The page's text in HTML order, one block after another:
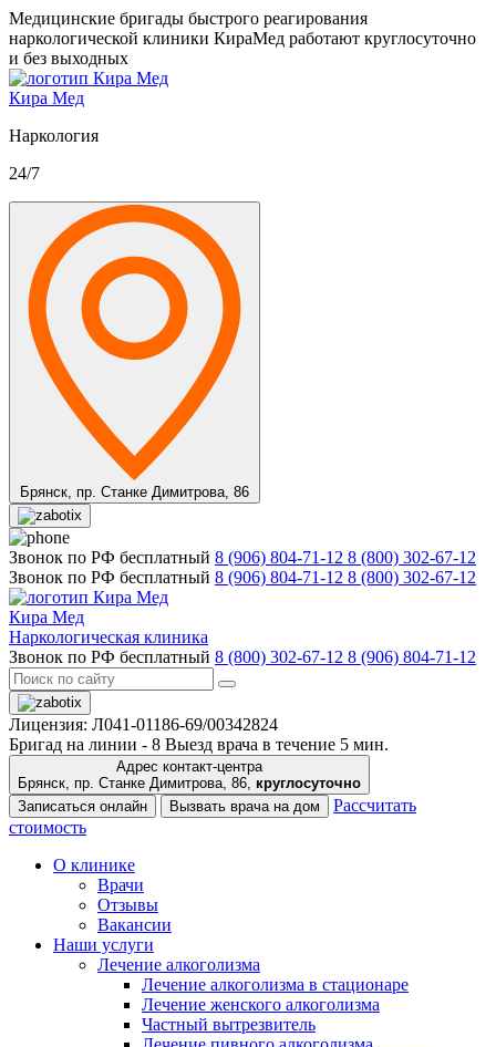
Медицинские бригады быстрого реагирования
наркологической клиники КираМед работают круглосуточно
и без выходных
Кира Мед
Наркология
24/7
Брянск, пр. Станке Димитрова, 86
Звонок по РФ бесплатный 8 (906) 804-71-12 8 (800) 302-67-12
Звонок по РФ бесплатный 8 (906) 804-71-12 8 (800) 302-67-12
Кира Мед
Наркологическая клиника
Звонок по РФ бесплатный 8 (800) 302-67-12 8 (906) 804-71-12
Лицензия: Л041-01186-69/00342824
Бригад на линии - 8 Выезд врача в течение 5 мин.
Адрес контакт-центра
Брянск, пр. Станке Димитрова, 86, круглосуточно
Записаться онлайн
Вызвать врача на дом
Рассчитать
стоимость
О клинике
Врачи
Отзывы
Вакансии
Наши услуги
Лечение алкоголизма
Лечение алкоголизма в стационаре
Лечение женского алкоголизма
Частный вытрезвитель